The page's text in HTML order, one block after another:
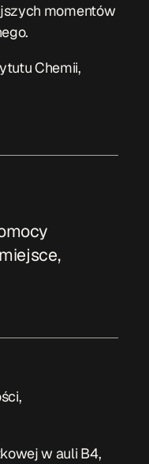
momentów
Chemii,
w auli B4,